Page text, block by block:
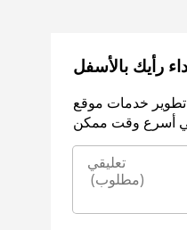
رأيك بالأسفل
تطوير خدمات موقع